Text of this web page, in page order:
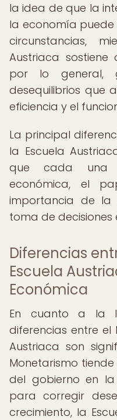
la idea de que la
la economía puede
circunstancias,
Austriaca sostiene
por lo general,
desequilibrios que
eficiencia y el
La principal
la Escuela
que cada una
económica, el
importancia de la
toma de decisiones
Diferencias
Escuela
Económica
En cuanto a la
diferencias entre el
Austriaca son
Monetarismo
del gobierno en
para corregir
crecimiento, la